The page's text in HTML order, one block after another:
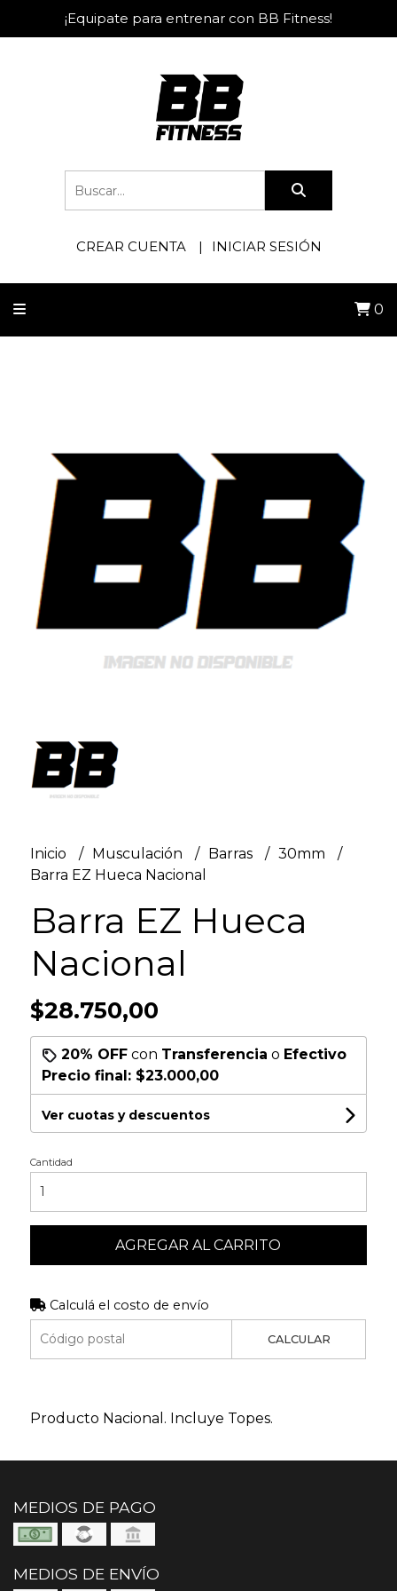
¡Equipate para entrenar con BB Fitness!
CREAR CUENTA INICIAR SESIÓN
0
Inicio Musculación Barras
30mm
Barra EZ Hueca Nacional
Barra EZ Hueca
Nacional
$28.750,00
20% OFFcon Transferencia o Efectivo
Precio final: $23.000,00
Ver cuotas y descuentos
Cantidad
AGREGAR AL CARRITO
Calculá el costo de envío
CALCULAR
Producto Nacional. Incluye Topes.
MEDIOS DE PAGO
MEDIOS DE ENVÍO